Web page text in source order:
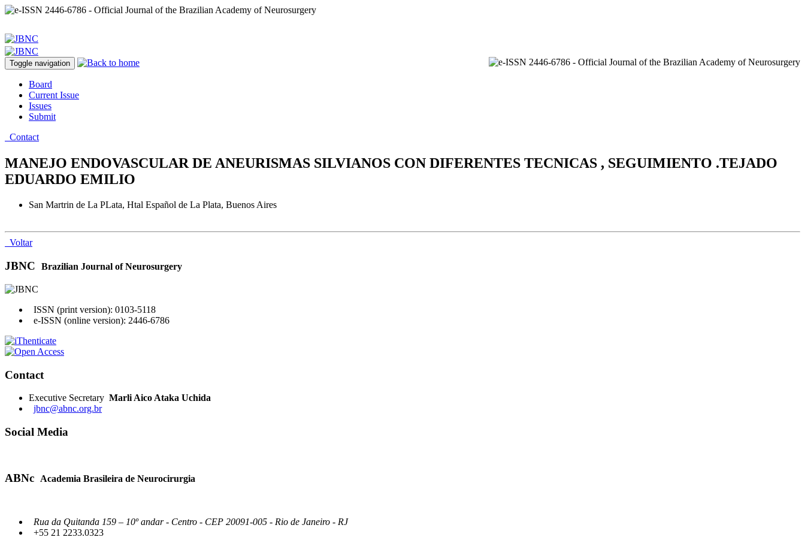
Toggle navigation
Board
Current Issue
Issues
Submit
Contact
MANEJO ENDOVASCULAR DE ANEURISMAS SILVIANOS CON DIFERENTES TECNICAS , SEGUIMIENTO .TEJADO
EDUARDO EMILIO
San Martrin de La PLata, Htal Español de La Plata, Buenos Aires
Voltar
JBNC Brazilian Journal of Neurosurgery
ISSN (print version): 0103-5118
e-ISSN (online version): 2446-6786
Contact
Executive Secretary Marli Aico Ataka Uchida
jbnc@abnc.org.br
Social Media
ABNc Academia Brasileira de Neurocirurgia
Rua da Quitanda 159 – 10º andar - Centro - CEP 20091-005 - Rio de Janeiro - RJ
+55 21 2233.0323